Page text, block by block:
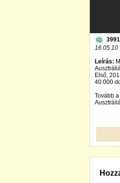
16.05.10
Leírás:
Első,
40.000
Tovább